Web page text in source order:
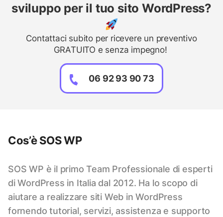
sviluppo per il tuo sito WordPress?
Contattaci subito per ricevere un preventivo
GRATUITO e senza impegno!
06 92 93 90 73
Cos’è SOS WP
SOS WP è il primo Team Professionale di esperti
di WordPress in Italia dal 2012. Ha lo scopo di
aiutare a realizzare siti Web in WordPress
fornendo tutorial, servizi, assistenza e supporto